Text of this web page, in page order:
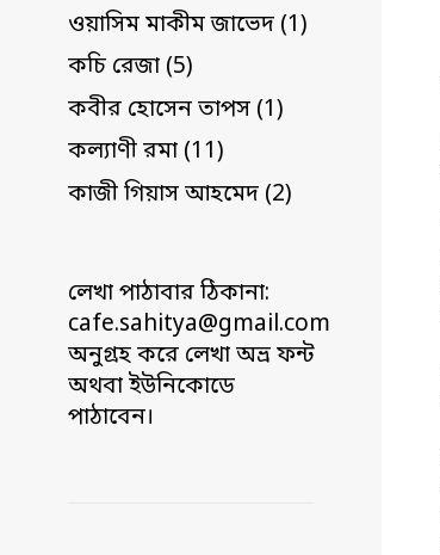
ওয়াসিম মাকীম জাভেদ (1)
কচি রেজা (5)
কবীর হোসেন তাপস (1)
কল্যাণী রমা (11)
কাজী গিয়াস আহমেদ (2)
লেখা পাঠাবার ঠিকানা:
cafe.sahitya@gmail.com
অনুগ্রহ করে লেখা অভ্র ফন্ট
অথবা ইউনিকোডে
পাঠাবেন।